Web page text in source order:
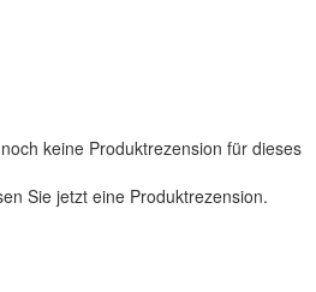
keine Produktrezension für dieses
Sie jetzt eine Produktrezension.